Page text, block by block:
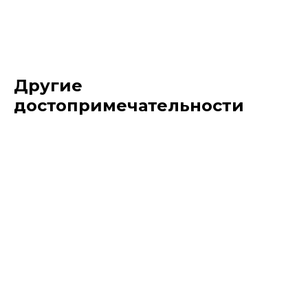
Другие
достопримечательности